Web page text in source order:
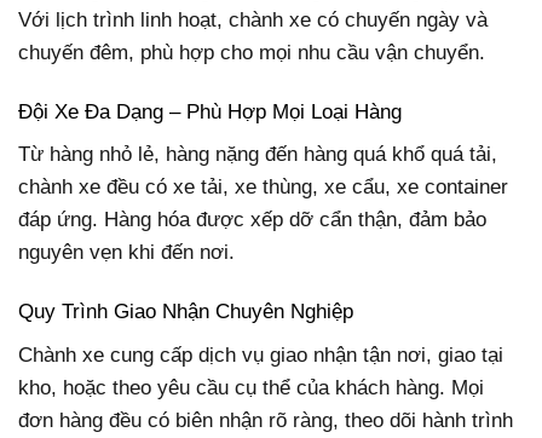
Với lịch trình linh hoạt, chành xe có chuyến ngày và
chuyến đêm, phù hợp cho mọi nhu cầu vận chuyển.
Đội Xe Đa Dạng – Phù Hợp Mọi Loại Hàng
Từ hàng nhỏ lẻ, hàng nặng đến hàng quá khổ quá tải,
chành xe đều có xe tải, xe thùng, xe cẩu, xe container
đáp ứng. Hàng hóa được xếp dỡ cẩn thận, đảm bảo
nguyên vẹn khi đến nơi.
Quy Trình Giao Nhận Chuyên Nghiệp
Chành xe cung cấp dịch vụ giao nhận tận nơi, giao tại
kho, hoặc theo yêu cầu cụ thể của khách hàng. Mọi
đơn hàng đều có biên nhận rõ ràng, theo dõi hành trình